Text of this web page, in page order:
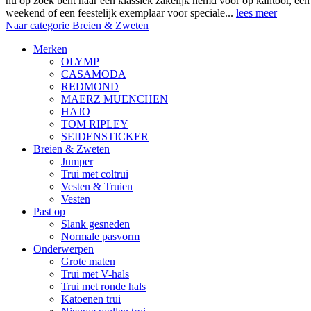
weekend of een feestelijk exemplaar voor speciale... lees meer
Naar categorie Breien & Zweten
Merken
OLYMP
CASAMODA
REDMOND
MAERZ MUENCHEN
HAJO
TOM RIPLEY
SEIDENSTICKER
Breien & Zweten
Jumper
Trui met coltrui
Vesten & Truien
Vesten
Past op
Slank gesneden
Normale pasvorm
Onderwerpen
Grote maten
Trui met V-hals
Trui met ronde hals
Katoenen trui